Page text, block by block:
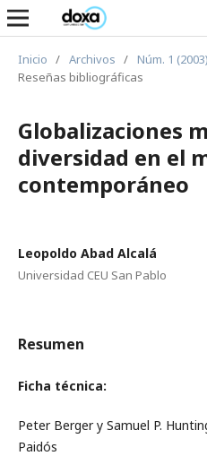
Inicio / Archivos / Núm. 1
Reseñas bibliográficas
Globalizaciones
diversidad en el
contemporáneo
Leopoldo Abad Alcalá
Universidad CEU San Pablo
Resumen
Ficha técnica:
Peter Berger y Samuel P.
Paidós